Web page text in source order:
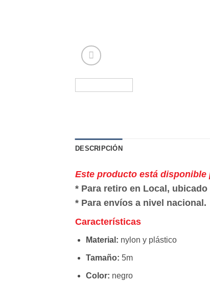
DESCRIPCIÓN
Este producto está disponible
* Para retiro en Local, ubicado
* Para envíos a nivel nacional.
Características
Material: nylon y plástico
Tamaño: 5m
Color: negro